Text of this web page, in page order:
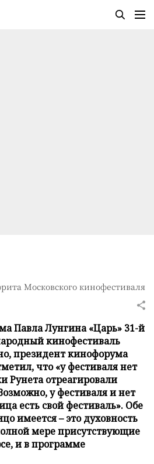
Московского кинофестиваля
Павла Лунгина «Царь» 31-й
кинофестиваль
президент кинофорума
что «у фестиваля нет
Рунета отреагировали
у фестиваля и нет
есть свой фестиваль». Обе
имеется – это духовность
мере присутствующие
и в программе